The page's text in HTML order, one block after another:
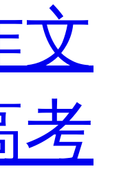
文
考